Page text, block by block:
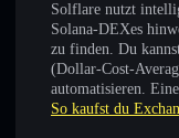
Solflare nutzt
Solana-DEXes
zu finden. Du
(Dollar-Cost-
automatisieren.
So kaufst du